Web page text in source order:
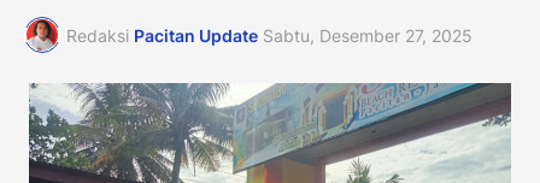
Redaksi Pacitan Update Sabtu, Desember 27, 2025